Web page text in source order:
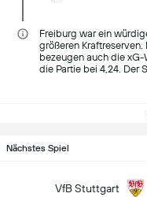
Freiburg war ein
größeren
bezeugen auch die
die Partie bei 4,24. Der
Nächstes Spiel
VfB Stuttgart